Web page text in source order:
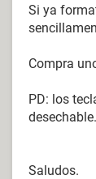
Si ya
Compra
PD: los
desechable.
Saludos.